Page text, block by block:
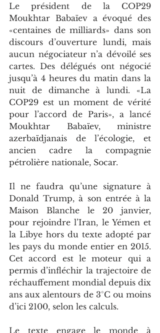
Le président de la COP29
Moukhtar Babaïev a évoqué des
«centaines de milliards» dans son
discours d’ouverture lundi, mais
aucun négociateur n’a dévoilé ses
cartes. Des délégués ont négocié
jusqu’à 4 heures du matin dans la
nuit de dimanche à lundi. «La
COP29 est un moment de vérité
pour l’accord de Paris», a lancé
Moukhtar Babaïev, ministre
azerbaïdjanais de l’écologie, et
ancien cadre la compagnie
pétrolière nationale, Socar.
Il ne faudra qu’une signature à
Donald Trump, à son entrée à la
Maison Blanche le 20 janvier,
pour rejoindre l’Iran, le Yémen et
la Libye hors du texte adopté par
les pays du monde entier en 2015.
Cet accord est le moteur qui a
permis d’infléchir la trajectoire de
réchauffement mondial depuis dix
ans aux alentours de 3°C ou moins
d’ici 2100, selon les calculs.
Le texte engage le monde à